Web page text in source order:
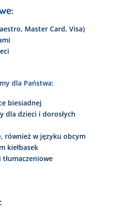
Master Card, Visa)
dla Państwa:
biesiadnej
dla dzieci i dorosłych
również w języku obcym
kiełbasek
tłumaczeniowe